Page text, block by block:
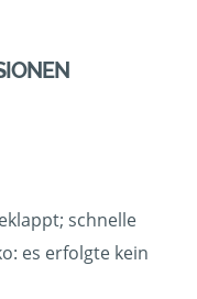
schnelle
es erfolgte kein